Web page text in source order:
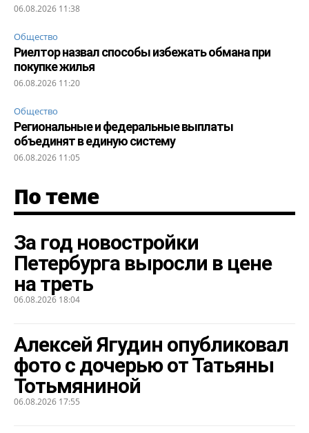
06.08.2026 11:38
Общество
Риелтор назвал способы избежать обмана при
покупке жилья
06.08.2026 11:20
Общество
Региональные и федеральные выплаты
объединят в единую систему
06.08.2026 11:05
По теме
За год новостройки
Петербурга выросли в цене
на треть
06.08.2026 18:04
Алексей Ягудин опубликовал
фото с дочерью от Татьяны
Тотьмяниной
06.08.2026 17:55